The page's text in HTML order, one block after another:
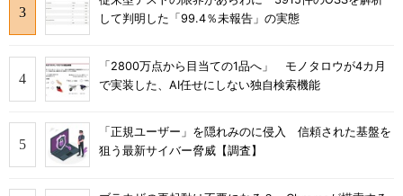
して判明した「99.4％未報告」の実態
「2800万点から目当ての1品へ」 モノタロウが4カ月
で実装した、AI任せにしない独自検索機能
「正規ユーザー」を隠れみのに侵入 信頼された基盤を
狙う最新サイバー脅威【調査】